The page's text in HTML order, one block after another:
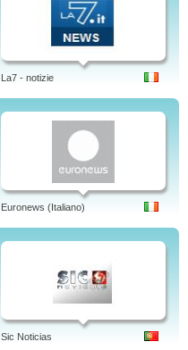
La7 - notizie
Euronews (Italiano)
Sic Noticias